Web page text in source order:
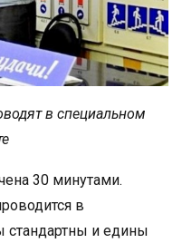
в специальном
30 минутами.
в
стандартны и едины